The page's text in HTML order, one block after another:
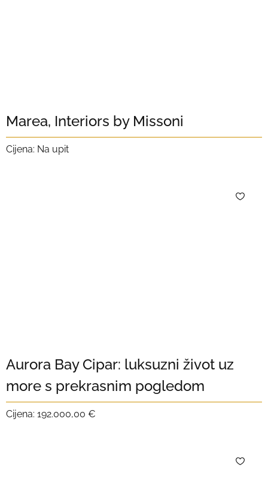
Marea, Interiors by Missoni
Cijena: Na upit
Aurora Bay Cipar: luksuzni život uz
more s prekrasnim pogledom
Cijena: 192.000,00 €